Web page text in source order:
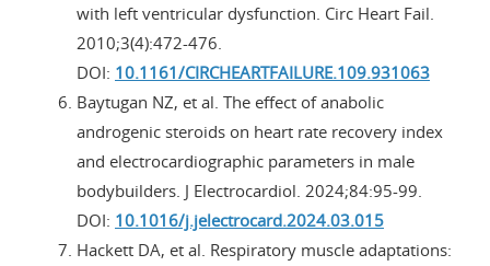
with left ventricular dysfunction. Circ Heart Fail.
2010;3(4):472-476.
DOI: 10.1161/CIRCHEARTFAILURE.109.931063
Baytugan NZ, et al. The effect of anabolic
androgenic steroids on heart rate recovery index
and electrocardiographic parameters in male
bodybuilders. J Electrocardiol. 2024;84:95-99.
DOI: 10.1016/j.jelectrocard.2024.03.015
Hackett DA, et al. Respiratory muscle adaptations: